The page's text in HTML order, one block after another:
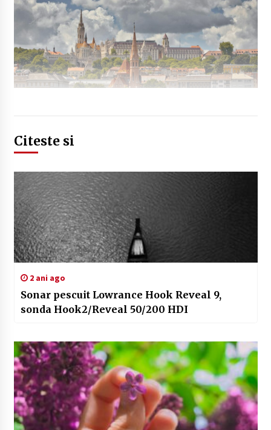
Citeste si
2 ani ago
Sonar pescuit Lowrance Hook Reveal 9,
sonda Hook2/Reveal 50/200 HDI